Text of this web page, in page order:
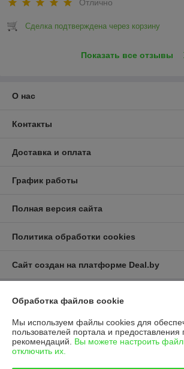
Отлично
Сделка подтверждена через корзину
Показать все отзывы
О нас
Контакты
Доставка и оплата
График работы
Полная версия сайта
Политика обработки cookies
Сайт создан на платформе Deal.by
Информация для покупателя
Юридическое лицо:Общество с ограниченной
"Летра" (ООО "Летра")
Республика Беларусь, 220084, г. Минск, ул. Ф.
34
Обработка файлов cookie
Мы используем файлы cookies для
пользователей портала и
рекомендаций. Вы можете настроить
отключить их.